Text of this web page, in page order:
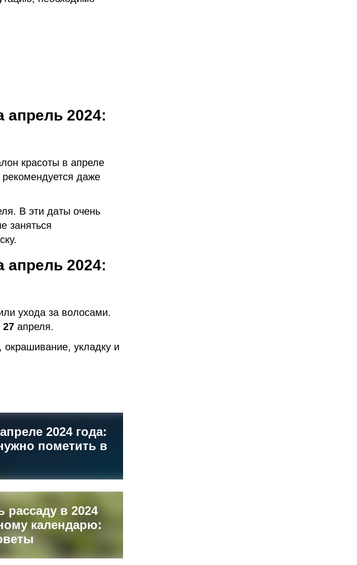
апрель 2024:
красоты в апреле
даже
В эти даты очень
заняться
апрель 2024:
ухода за волосами.
27 апреля.
окрашивание, укладку и
2024 года:
пометить в
рассаду в 2024
календарю: